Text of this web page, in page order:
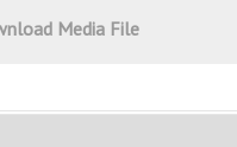
Media File